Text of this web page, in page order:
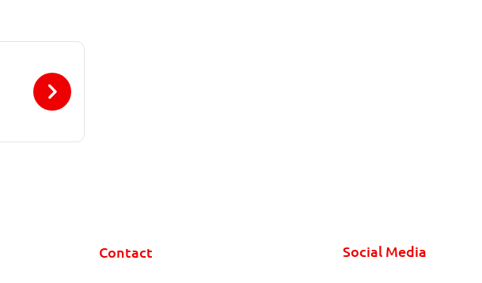
Contact Social Media